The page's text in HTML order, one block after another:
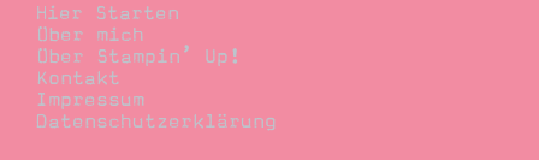
Hier Starten
Über mich
Über Stampin’ Up!
Kontakt
Impressum
Datenschutzerklärung